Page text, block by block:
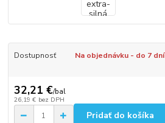
Dostupnosť Na objednávku - do 7 dní
32,21 €/bal
26,19 € bez DPH
Pridať do košíka